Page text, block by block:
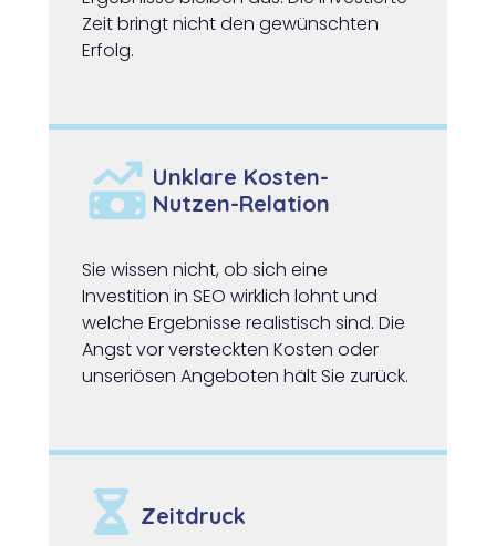
Zeit bringt nicht den gewünschten
Erfolg.
Unklare Kosten-
Nutzen-Relation
Sie wissen nicht, ob sich eine
Investition in SEO wirklich lohnt und
welche Ergebnisse realistisch sind. Die
Angst vor versteckten Kosten oder
unseriösen Angeboten hält Sie zurück.
Zeitdruck